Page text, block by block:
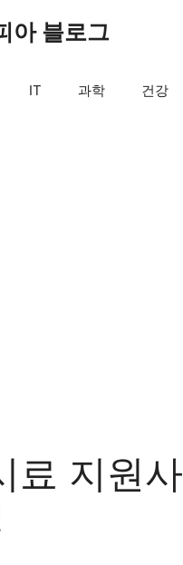
아 블로그
IT 과학 건강
료 지원사